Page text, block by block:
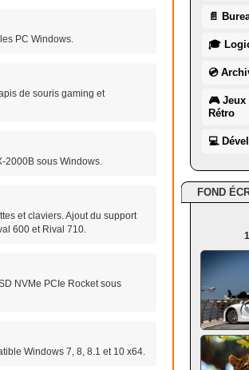
PC Windows.
de souris gaming et
2000B sous Windows.
et claviers. Ajout du support
600 et Rival 710.
NVMe PCIe Rocket sous
Windows 7, 8, 8.1 et 10 x64.
📄
🎓
💿
🎮 Jeux
Rétro
💻
FOND